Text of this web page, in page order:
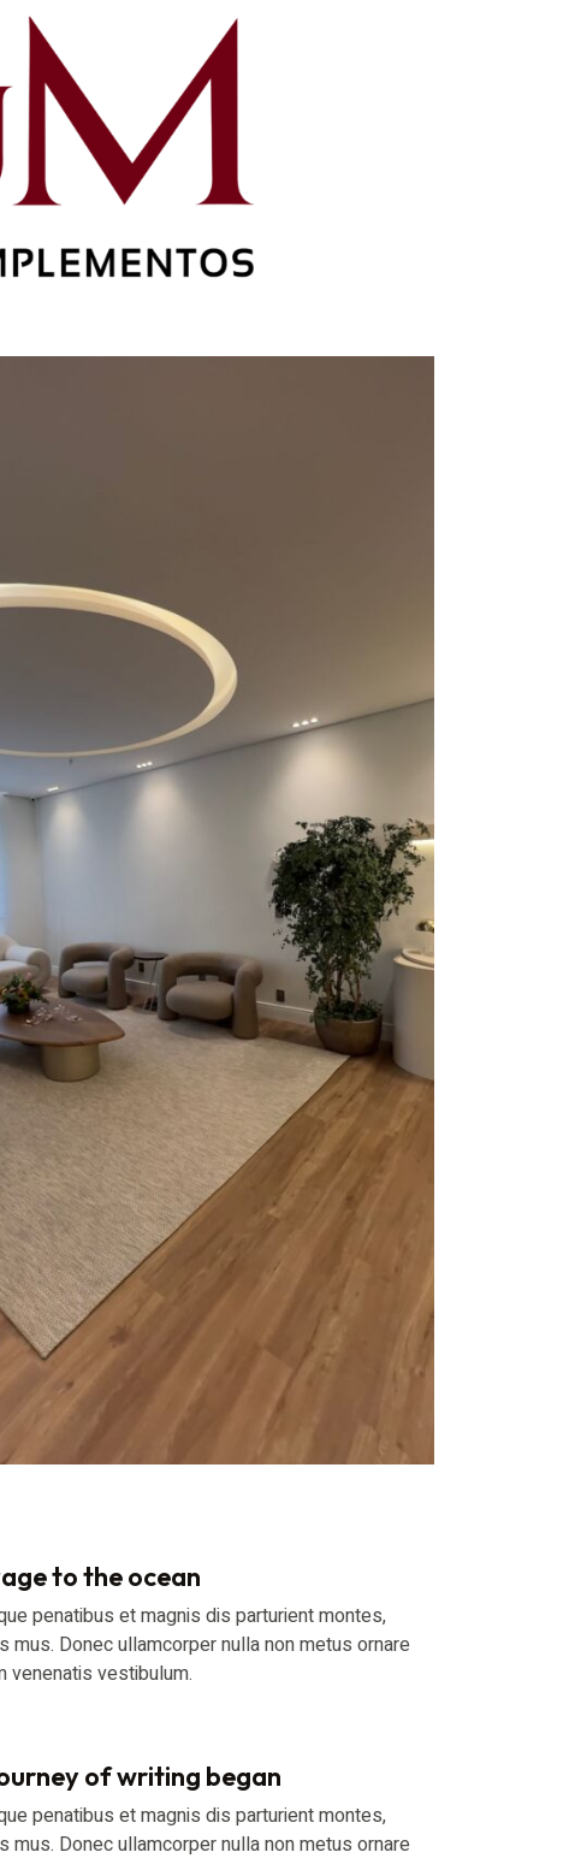
to the ocean
penatibus et magnis dis parturient montes,
mus. Donec ullamcorper nulla non metus ornare
venenatis vestibulum.
of writing began
penatibus et magnis dis parturient montes,
mus. Donec ullamcorper nulla non metus ornare